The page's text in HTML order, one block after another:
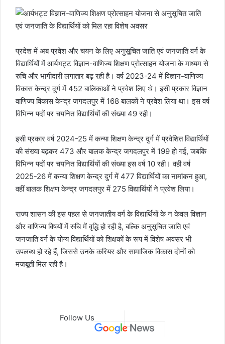
प्रदेश में अब प्रवेश और चयन के लिए अनुसूचित जाति एवं जनजाति वर्ग के
विद्यार्थियों में आर्यभट्ट विज्ञान-वाणिज्य शिक्षण प्रोत्साहन योजना के माध्यम से
रुचि और भागीदारी लगातार बढ़ रही है। वर्ष 2023-24 में विज्ञान-वाणिज्य
विकास केन्द्र दुर्ग में 452 बालिकाओं ने प्रवेश लिए थे। इसी प्रकार विज्ञान
वाणिज्य विकास केन्द्र जगदलपुर में 168 बालकों ने प्रवेश लिया था। इस वर्ष
विभिन्न पदों पर चयनित विद्यार्थियों की संख्या 49 रही।
इसी प्रकार वर्ष 2024-25 में कन्या शिक्षण केन्द्र दुर्ग में प्रवेशित विद्यार्थियों
की संख्या बढ़कर 473 और बालक केन्द्र जगदलपुर में 199 हो गई, जबकि
विभिन्न पदों पर चयनित विद्यार्थियों की संख्या इस वर्ष 10 रही। वही वर्ष
2025-26 में कन्या शिक्षण केन्द्र दुर्ग में 477 विद्यार्थियों का नामांकन हुआ,
वहीं बालक शिक्षण केन्द्र जगदलपुर में 275 विद्यार्थियों ने प्रवेश लिया।
राज्य शासन की इस पहल से जनजातीय वर्ग के विद्यार्थियों के न केवल विज्ञान
और वाणिज्य विषयों में रुचि में वृद्धि हो रही है, बल्कि अनुसूचित जाति एवं
जनजाति वर्ग के योग्य विद्यार्थियों को शिक्षकों के रूप में विशेष अवसर भी
उपलब्ध हो रहे हैं, जिससे उनके करियर और सामाजिक विकास दोनों को
मजबूती मिल रही है।
Follow Us